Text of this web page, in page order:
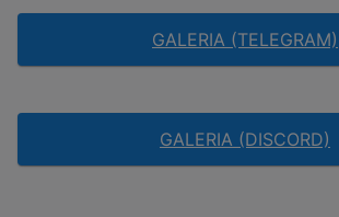
GALERIA (TELEGRAM)
GALERIA (DISCORD)